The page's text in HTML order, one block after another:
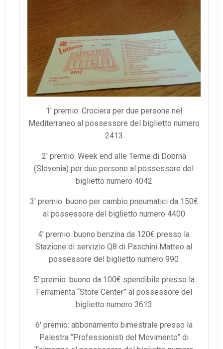
1′ premio: Crociera per due persone nel
Mediterraneo al possessore del biglietto numero
2413
2′ premio: Week end alle Terme di Dobrna
(Slovenia) per due persone al possessore del
biglietto numero 4042
3′ premio: buono per cambio pneumatici da 150€
al possessore del biglietto numero 4400
4′ premio: buono benzina da 120€ presso la
Stazione di servizio Q8 di Paschini Matteo al
possessore del biglietto numero 990
5′ premio: buono da 100€ spendibile presso la
Ferramenta “Store Center” al possessore del
biglietto numero 3613
6′ premio: abbonamento bimestrale presso la
Palestra “Professionisti del Movimento” di